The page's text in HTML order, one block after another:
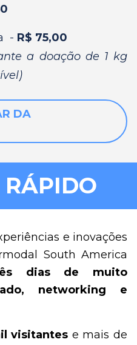
- R$ 75,00
a doação de 1 kg
DA
RÁPIDO
e inovações
South America
dias de muito
networking e
visitantes e mais de